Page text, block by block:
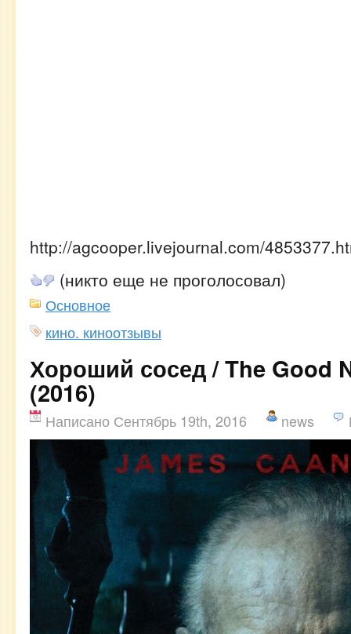
http://agcooper.livejournal.com/
(никто еще не проголосовал)
Основное
кино. киноотзывы
Хороший сосед / The Good
(2016)
Написано Сентябрь 19th, 2016 news